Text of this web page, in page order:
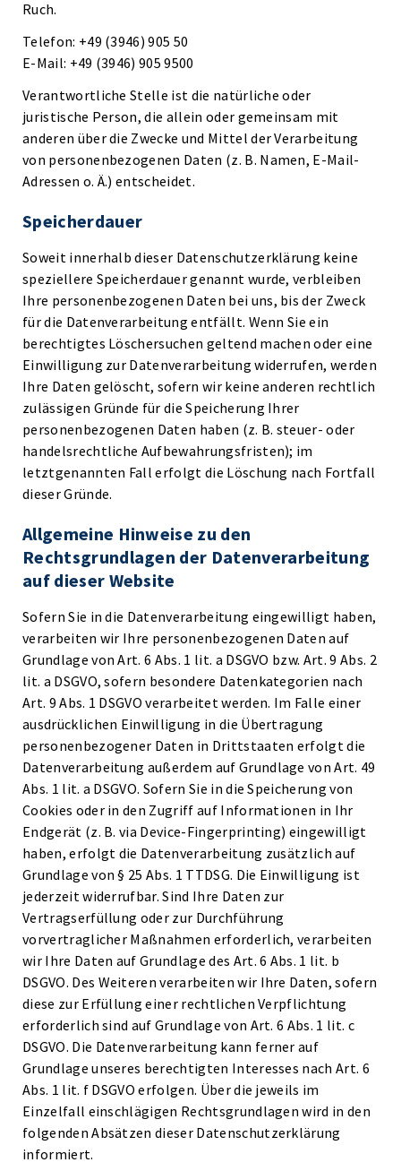
Ruch.
Telefon: +49 (3946) 905 50
E-Mail: +49 (3946) 905 9500
Verantwortliche Stelle ist die natürliche oder
juristische Person, die allein oder gemeinsam mit
anderen über die Zwecke und Mittel der Verarbeitung
von personenbezogenen Daten (z. B. Namen, E-Mail-
Adressen o. Ä.) entscheidet.
Speicherdauer
Soweit innerhalb dieser Datenschutzerklärung keine
speziellere Speicherdauer genannt wurde, verbleiben
Ihre personenbezogenen Daten bei uns, bis der Zweck
für die Datenverarbeitung entfällt. Wenn Sie ein
berechtigtes Löschersuchen geltend machen oder eine
Einwilligung zur Datenverarbeitung widerrufen, werden
Ihre Daten gelöscht, sofern wir keine anderen rechtlich
zulässigen Gründe für die Speicherung Ihrer
personenbezogenen Daten haben (z. B. steuer- oder
handelsrechtliche Aufbewahrungsfristen); im
letztgenannten Fall erfolgt die Löschung nach Fortfall
dieser Gründe.
Allgemeine Hinweise zu den
Rechtsgrundlagen der Datenverarbeitung
auf dieser Website
Sofern Sie in die Datenverarbeitung eingewilligt haben,
verarbeiten wir Ihre personenbezogenen Daten auf
Grundlage von Art. 6 Abs. 1 lit. a DSGVO bzw. Art. 9 Abs. 2
lit. a DSGVO, sofern besondere Datenkategorien nach
Art. 9 Abs. 1 DSGVO verarbeitet werden. Im Falle einer
ausdrücklichen Einwilligung in die Übertragung
personenbezogener Daten in Drittstaaten erfolgt die
Datenverarbeitung außerdem auf Grundlage von Art. 49
Abs. 1 lit. a DSGVO. Sofern Sie in die Speicherung von
Cookies oder in den Zugriff auf Informationen in Ihr
Endgerät (z. B. via Device-Fingerprinting) eingewilligt
haben, erfolgt die Datenverarbeitung zusätzlich auf
Grundlage von § 25 Abs. 1 TTDSG. Die Einwilligung ist
jederzeit widerrufbar. Sind Ihre Daten zur
Vertragserfüllung oder zur Durchführung
vorvertraglicher Maßnahmen erforderlich, verarbeiten
wir Ihre Daten auf Grundlage des Art. 6 Abs. 1 lit. b
DSGVO. Des Weiteren verarbeiten wir Ihre Daten, sofern
diese zur Erfüllung einer rechtlichen Verpflichtung
erforderlich sind auf Grundlage von Art. 6 Abs. 1 lit. c
DSGVO. Die Datenverarbeitung kann ferner auf
Grundlage unseres berechtigten Interesses nach Art. 6
Abs. 1 lit. f DSGVO erfolgen. Über die jeweils im
Einzelfall einschlägigen Rechtsgrundlagen wird in den
folgenden Absätzen dieser Datenschutzerklärung
informiert.